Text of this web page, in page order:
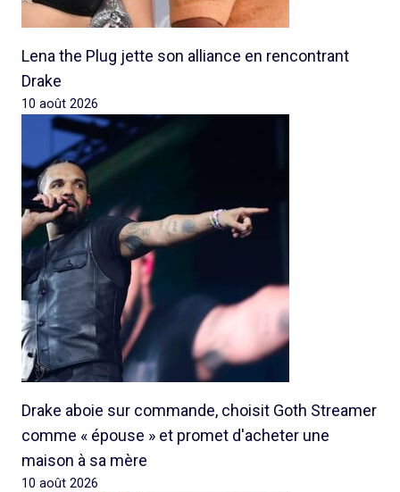
Lena the Plug jette son alliance en rencontrant
Drake
10 août 2026
Drake aboie sur commande, choisit Goth Streamer
comme « épouse » et promet d'acheter une
maison à sa mère
10 août 2026